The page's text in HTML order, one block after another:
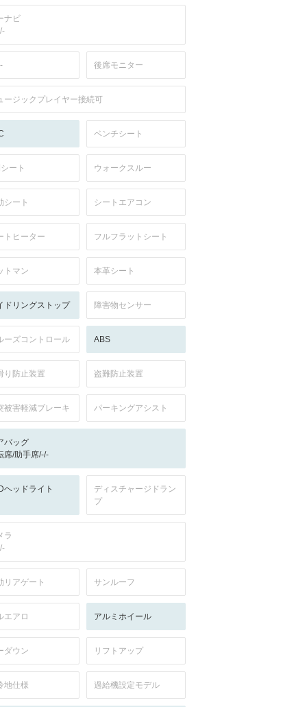
ナビ
後席モニター
ージックプレイヤー接続可
ベンチシート
ート ウォークスルー
シート シートエアコン
トヒーター フルフラットシート
トマン 本革シート
ドリングストップ 障害物センサー
ーズコントロール ABS
り防止装置 盗難防止装置
被害軽減ブレーキ パーキングアシスト
バッグ
席/助手席/-/-
ヘッドライト
ディスチャージドラン
プ
ラ
リアゲート サンルーフ
エアロ アルミホイール
ダウン リフトアップ
地仕様 過給機設定モデル